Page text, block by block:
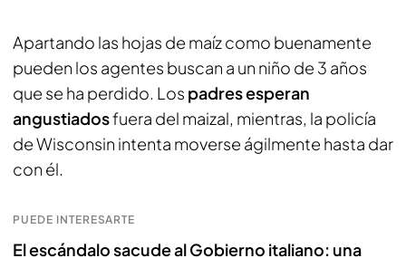
Apartando las hojas de maíz como buenamente
pueden los agentes buscan a un niño de 3 años
que se ha perdido. Los padres esperan
angustiadosfuera del maizal, mientras, la policía
de Wisconsin intenta moverse ágilmente hasta dar
con él.
PUEDE INTERESARTE
El escándalo sacude al Gobierno italiano: una